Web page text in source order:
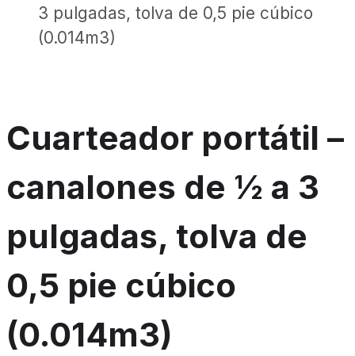
3 pulgadas, tolva de 0,5 pie cúbico
(0.014m3)
Cuarteador portátil –
canalones de ½ a 3
pulgadas, tolva de
0,5 pie cúbico
(0.014m3)